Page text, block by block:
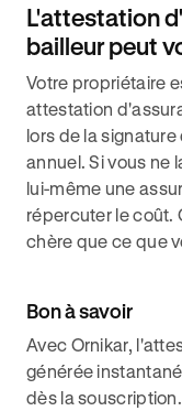
L'attestation
bailleur peut
Votre propriétaire
attestation
lors de la
annuel. Si vous ne
lui-même une
répercuter le coût.
chère que ce que
Bon à savoir
Avec Ornikar,
générée
dès la